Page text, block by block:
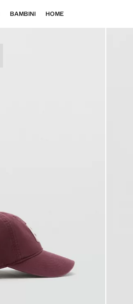
BAMBINI HOME